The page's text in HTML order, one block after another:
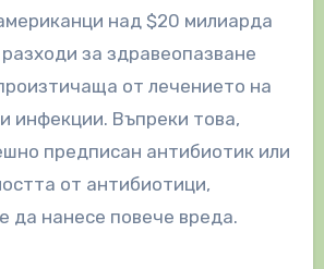
над $20 милиарда
за здравеопазване
от лечението на
инфекции. Въпреки това,
предписан антибиотик или
от антибиотици,
да нанесе повече вреда.